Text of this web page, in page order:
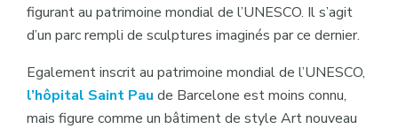
figurant au patrimoine mondial de l’UNESCO. Il s’agit
d’un parc rempli de sculptures imaginés par ce dernier.
Egalement inscrit au patrimoine mondial de l’UNESCO,
l’hôpital Saint Pau de Barcelone est moins connu,
mais figure comme un bâtiment de style Art nouveau